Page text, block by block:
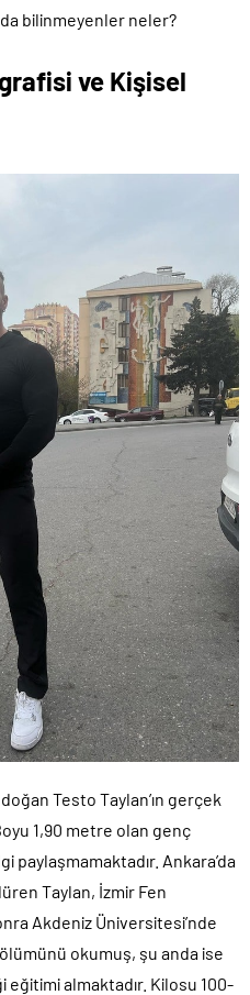
bilinmeyenler neler?
ve Kişisel
Testo Taylan’ın gerçek
Boyu 1,90 metre olan genç
paylaşmamaktadır. Ankara’da
Taylan, İzmir Fen
Akdeniz Üniversitesi’nde
okumuş, şu anda ise
eğitimi almaktadır. Kilosu 100-